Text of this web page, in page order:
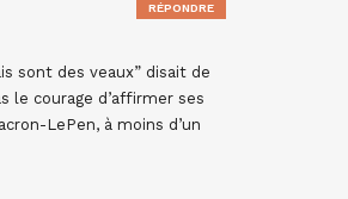
sont des veaux” disait de
le courage d’affirmer ses
LePen, à moins d’un
RÉPONDRE